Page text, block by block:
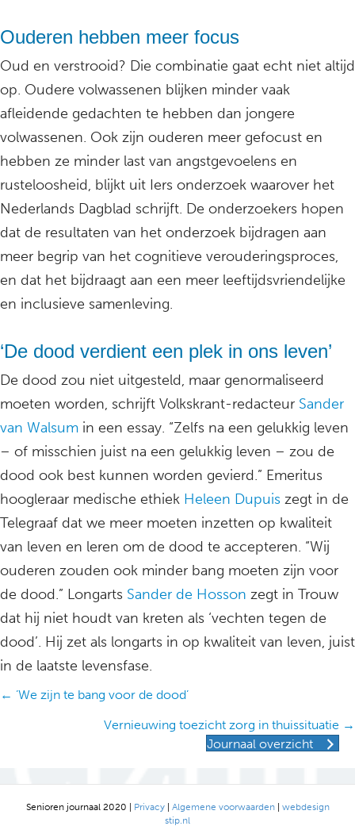
Ouderen hebben meer focus
Oud en verstrooid? Die combinatie gaat echt niet altijd
op. Oudere volwassenen blijken minder vaak
afleidende gedachten te hebben dan jongere
volwassenen. Ook zijn ouderen meer gefocust en
hebben ze minder last van angstgevoelens en
rusteloosheid, blijkt uit Iers onderzoek waarover het
Nederlands Dagblad schrijft. De onderzoekers hopen
dat de resultaten van het onderzoek bijdragen aan
meer begrip van het cognitieve verouderingsproces,
en dat het bijdraagt aan een meer leeftijdsvriendelijke
en inclusieve samenleving.
‘De dood verdient een plek in ons leven’
De dood zou niet uitgesteld, maar genormaliseerd
moeten worden, schrijft Volkskrant-redacteur Sander
van Walsum in een essay. “Zelfs na een gelukkig leven
– of misschien juist na een gelukkig leven – zou de
dood ook best kunnen worden gevierd.” Emeritus
hoogleraar medische ethiek Heleen Dupuis zegt in de
Telegraaf dat we meer moeten inzetten op kwaliteit
van leven en leren om de dood te accepteren. “Wij
ouderen zouden ook minder bang moeten zijn voor
de dood.” Longarts Sander de Hosson zegt in Trouw
dat hij niet houdt van kreten als ‘vechten tegen de
dood’. Hij zet als longarts in op kwaliteit van leven, juist
in de laatste levensfase.
Posts
← ’We zijn te bang voor de dood’
Vernieuwing toezicht zorg in thuissituatie →
Journaal overzicht
Senioren journaal 2020 | Privacy| Algemene voorwaarden| webdesign
stip.nl